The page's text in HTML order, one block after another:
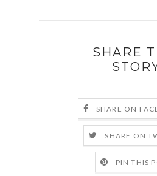
SHARE
SHARE ON
SHARE ON
PIN THIS